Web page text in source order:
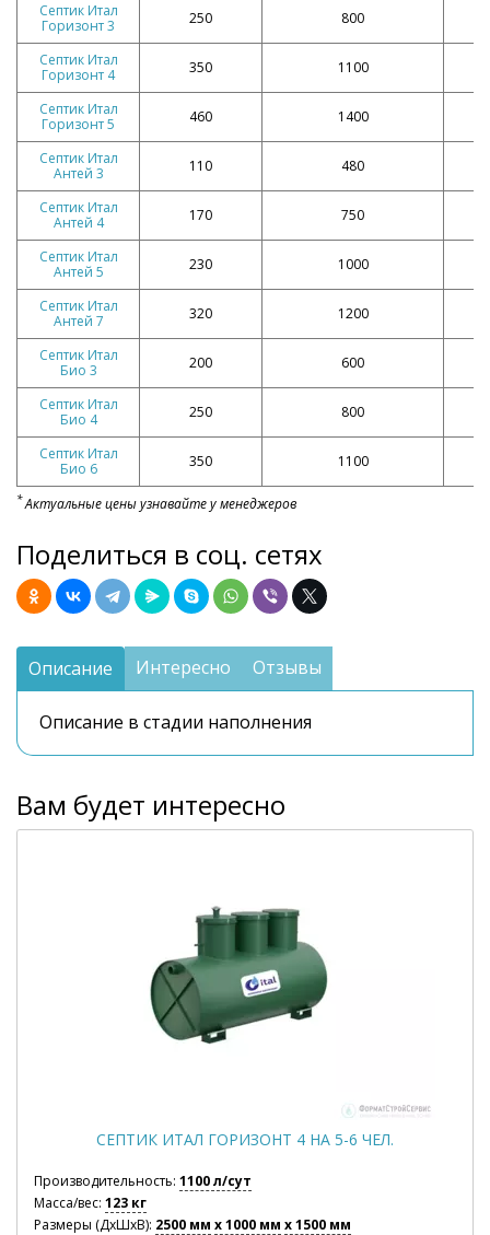
Септик Итал
Горизонт 3
250 800
Септик Итал
Горизонт 4
350 1100
Септик Итал
Горизонт 5
460 1400
Септик Итал
Антей 3
110 480
Септик Итал
Антей 4
170 750
Септик Итал
Антей 5
230 1000
Септик Итал
Антей 7
320 1200
Септик Итал
Био 3
200 600
Септик Итал
Био 4
250 800
Септик Итал
Био 6
350 1100
*Актуальные цены узнавайте у менеджеров
Поделиться в соц. сетях
Описание Интересно Отзывы
Описание в стадии наполнения
Вам будет интересно
СЕПТИК ИТАЛ ГОРИЗОНТ 4 НА 5-6 ЧЕЛ.
Производительность: 1100 л/сут
Масса/вес: 123 кг
Размеры (ДхШхВ): 2500 мм x 1000 мм x 1500 мм